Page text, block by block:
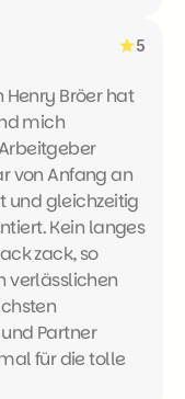
5
Bröer hat
mich
von Anfang an
und gleichzeitig
Kein langes
zack, so
verlässlichen
Partner
für die tolle